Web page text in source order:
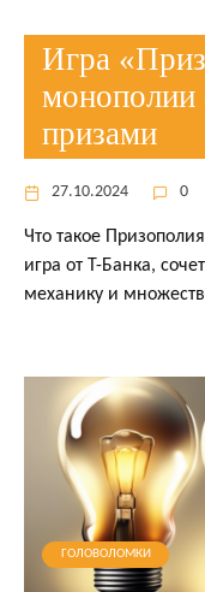
Игра
монополии
призами
27.10.2024 0
Что такое
игра от Т-Банка,
механику и
ГОЛОВОЛОМКИ